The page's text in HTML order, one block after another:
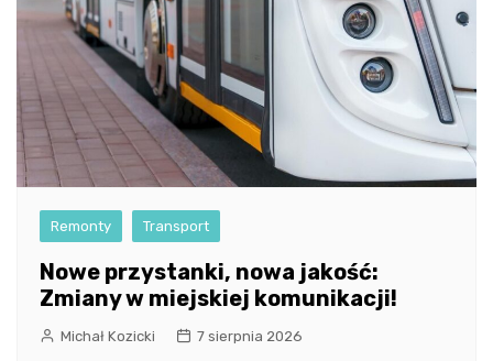
Remonty Transport
Nowe przystanki, nowa jakość:
Zmiany w miejskiej komunikacji!
Michał Kozicki 7 sierpnia 2026